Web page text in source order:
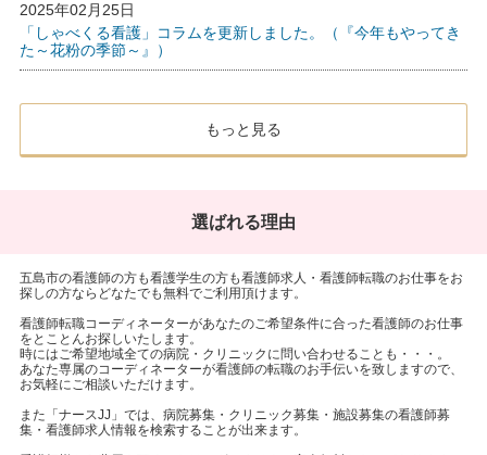
2025年02月25日
「しゃべくる看護」コラムを更新しました。（『今年もやってき
た～花粉の季節～』）
もっと見る
選ばれる理由
五島市の看護師の方も看護学生の方も看護師求人・看護師転職のお仕事をお
探しの方ならどなたでも無料でご利用頂けます。
看護師転職コーディネーターがあなたのご希望条件に合った看護師のお仕事
をとことんお探しいたします。
時にはご希望地域全ての病院・クリニックに問い合わせることも・・・。
あなた専属のコーディネーターが看護師の転職のお手伝いを致しますので、
お気軽にご相談いただけます。
また「ナースJJ」では、病院募集・クリニック募集・施設募集の看護師募
集・看護師求人情報を検索することが出来ます。